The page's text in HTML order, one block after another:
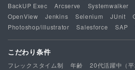
BackUP Exec
Arcserve Systemwalker
OpenView
Jenkins Selenium JUnit
Photoshop/illustrator
Salesforce SAP
こだわり条件
フレックスタイム制 年齢 20代活躍中（平